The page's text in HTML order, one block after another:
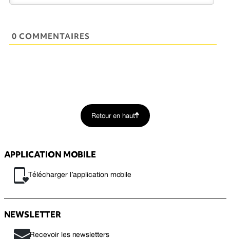
0 COMMENTAIRES
Retour en haut
APPLICATION MOBILE
Télécharger l’application mobile
NEWSLETTER
Recevoir les newsletters